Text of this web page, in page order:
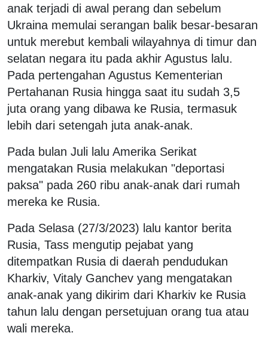
anak terjadi di awal perang dan sebelum
Ukraina memulai serangan balik besar-besaran
untuk merebut kembali wilayahnya di timur dan
selatan negara itu pada akhir Agustus lalu.
Pada pertengahan Agustus Kementerian
Pertahanan Rusia hingga saat itu sudah 3,5
juta orang yang dibawa ke Rusia, termasuk
lebih dari setengah juta anak-anak.
Pada bulan Juli lalu Amerika Serikat
mengatakan Rusia melakukan "deportasi
paksa" pada 260 ribu anak-anak dari rumah
mereka ke Rusia.
Pada Selasa (27/3/2023) lalu kantor berita
Rusia, Tass mengutip pejabat yang
ditempatkan Rusia di daerah pendudukan
Kharkiv, Vitaly Ganchev yang mengatakan
anak-anak yang dikirim dari Kharkiv ke Rusia
tahun lalu dengan persetujuan orang tua atau
wali mereka.